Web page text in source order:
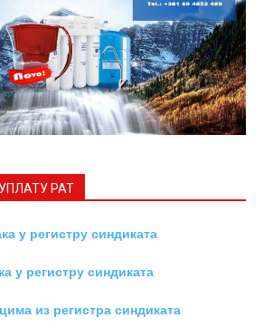
РАТ
у регистру синдиката
у регистру синдиката
из регистра синдиката